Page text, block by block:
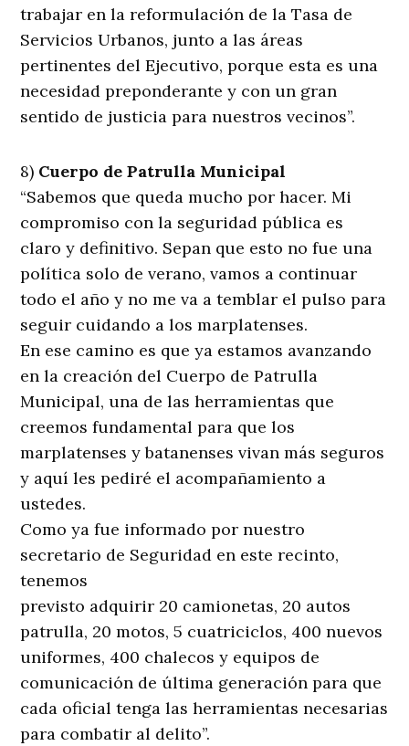
trabajar en la reformulación de la Tasa de
Servicios Urbanos, junto a las áreas
pertinentes del Ejecutivo, porque esta es una
necesidad preponderante y con un gran
sentido de justicia para nuestros vecinos”.
8) Cuerpo de Patrulla Municipal
“Sabemos que queda mucho por hacer. Mi
compromiso con la seguridad pública es
claro y definitivo. Sepan que esto no fue una
política solo de verano, vamos a continuar
todo el año y no me va a temblar el pulso para
seguir cuidando a los marplatenses.
En ese camino es que ya estamos avanzando
en la creación del Cuerpo de Patrulla
Municipal, una de las herramientas que
creemos fundamental para que los
marplatenses y batanenses vivan más seguros
y aquí les pediré el acompañamiento a
ustedes.
Como ya fue informado por nuestro
secretario de Seguridad en este recinto,
tenemos
previsto adquirir 20 camionetas, 20 autos
patrulla, 20 motos, 5 cuatriciclos, 400 nuevos
uniformes, 400 chalecos y equipos de
comunicación de última generación para que
cada oficial tenga las herramientas necesarias
para combatir al delito”.